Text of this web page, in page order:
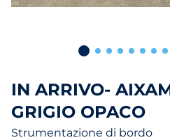
IN ARRIVO-
GRIGIO OPACO
Strumentazione di bordo